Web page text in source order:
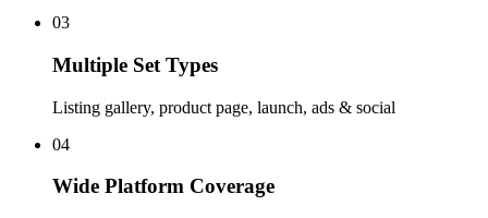
03
Multiple Set Types
Listing gallery, product page, launch, ads & social
04
Wide Platform Coverage